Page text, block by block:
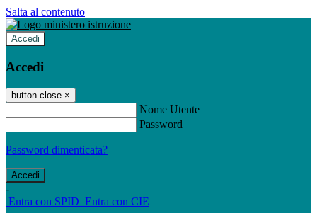
Salta al contenuto
Accedi
Accedi
button close ×
Nome Utente
Password
Password dimenticata?
-
Entra con SPID Entra con CIE